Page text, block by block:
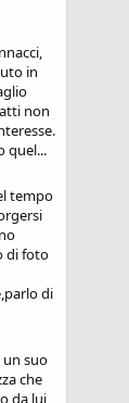
in
non
quel...
tempo
di foto
di
un suo
che
da lui,